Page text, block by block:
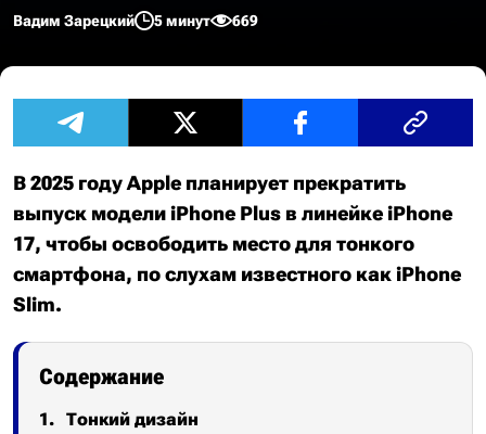
Вадим Зарецкий 5 минут 669
В 2025 году Apple планирует прекратить
выпуск модели iPhone Plus в линейке iPhone
17, чтобы освободить место для тонкого
смартфона, по слухам известного как iPhone
Slim.
Содержание
Тонкий дизайн